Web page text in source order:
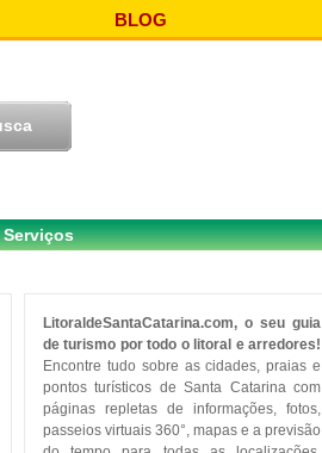
BLOG
Serviços
LitoraldeSantaCatarina.com, o seu guia
de turismo por todo o litoral e arredores!
Encontre tudo sobre as cidades, praias e
pontos turísticos de Santa Catarina com
páginas repletas de informações, fotos,
passeios virtuais 360°, mapas e a previsão